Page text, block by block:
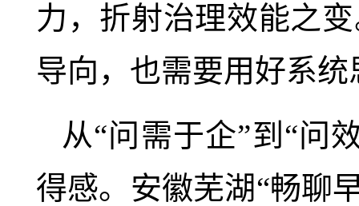
力，折射治理效能之
导向，也需要用好系
从“问需于企”到“问
得感。安徽芜湖“畅聊